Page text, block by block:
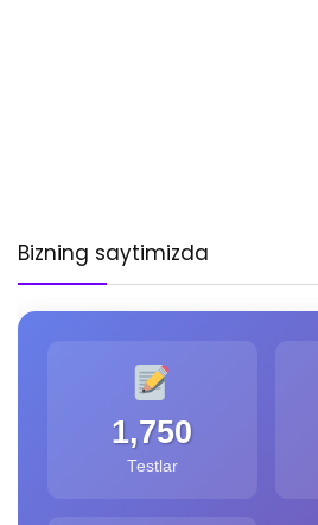
Bizning saytimizda
1,750
Testlar